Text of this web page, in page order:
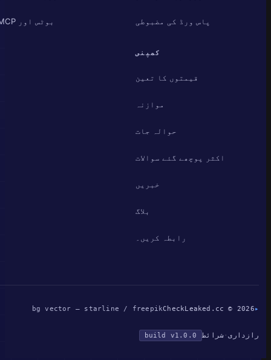
پاس ورڈ کی مضبوطی بوٹس اور MCP
کمپنی
قیمتوں کا تعین
موازنہ
حوالہ جات
اکثر پوچھے گئے سوالات
خبریں
بلاگ
رابطہ کریں۔
CheckLeaked.cc © 2026
bg vector — starline / freepik
رازداری · شرائط build v1.0.0